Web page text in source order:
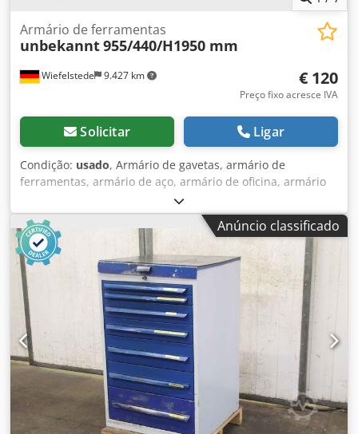
Wiefelstede 9.427 km
Armário de ferramentas
unbekannt955/440/H1950 mm
€ 120
Preço fixo acresce IVA
Solicitar Ligar
Condição: usado, Armário de gavetas, armário de
ferramentas, armário de aço, armário de oficina, armário
de aço tipo vestiário - Armário de ferramentas: armário de
aço com 4 prateleiras - Largura: 955 mm - Profundidade:
440 mm - Altura: 1950 mm Csdpfx Aex D Tllsh Torf - Porta:
trancável, sem chave - Peso: 66 kg
Anúncio classificado